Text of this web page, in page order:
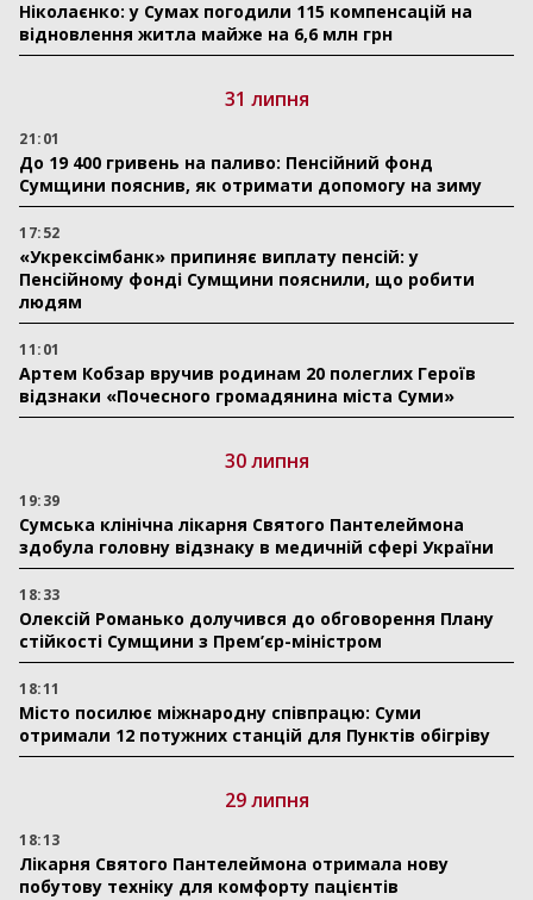
Ніколаєнко: у Сумах погодили 115 компенсацій на
відновлення житла майже на 6,6 млн грн
31 липня
21:01
До 19 400 гривень на паливо: Пенсійний фонд
Сумщини пояснив, як отримати допомогу на зиму
17:52
«Укрексімбанк» припиняє виплату пенсій: у
Пенсійному фонді Сумщини пояснили, що робити
людям
11:01
Артем Кобзар вручив родинам 20 полеглих Героїв
відзнаки «Почесного громадянина міста Суми»
30 липня
19:39
Сумська клінічна лікарня Святого Пантелеймона
здобула головну відзнаку в медичній сфері України
18:33
Олексій Романько долучився до обговорення Плану
стійкості Сумщини з Прем’єр-міністром
18:11
Місто посилює міжнародну співпрацю: Суми
отримали 12 потужних станцій для Пунктів обігріву
29 липня
18:13
Лікарня Святого Пантелеймона отримала нову
побутову техніку для комфорту пацієнтів